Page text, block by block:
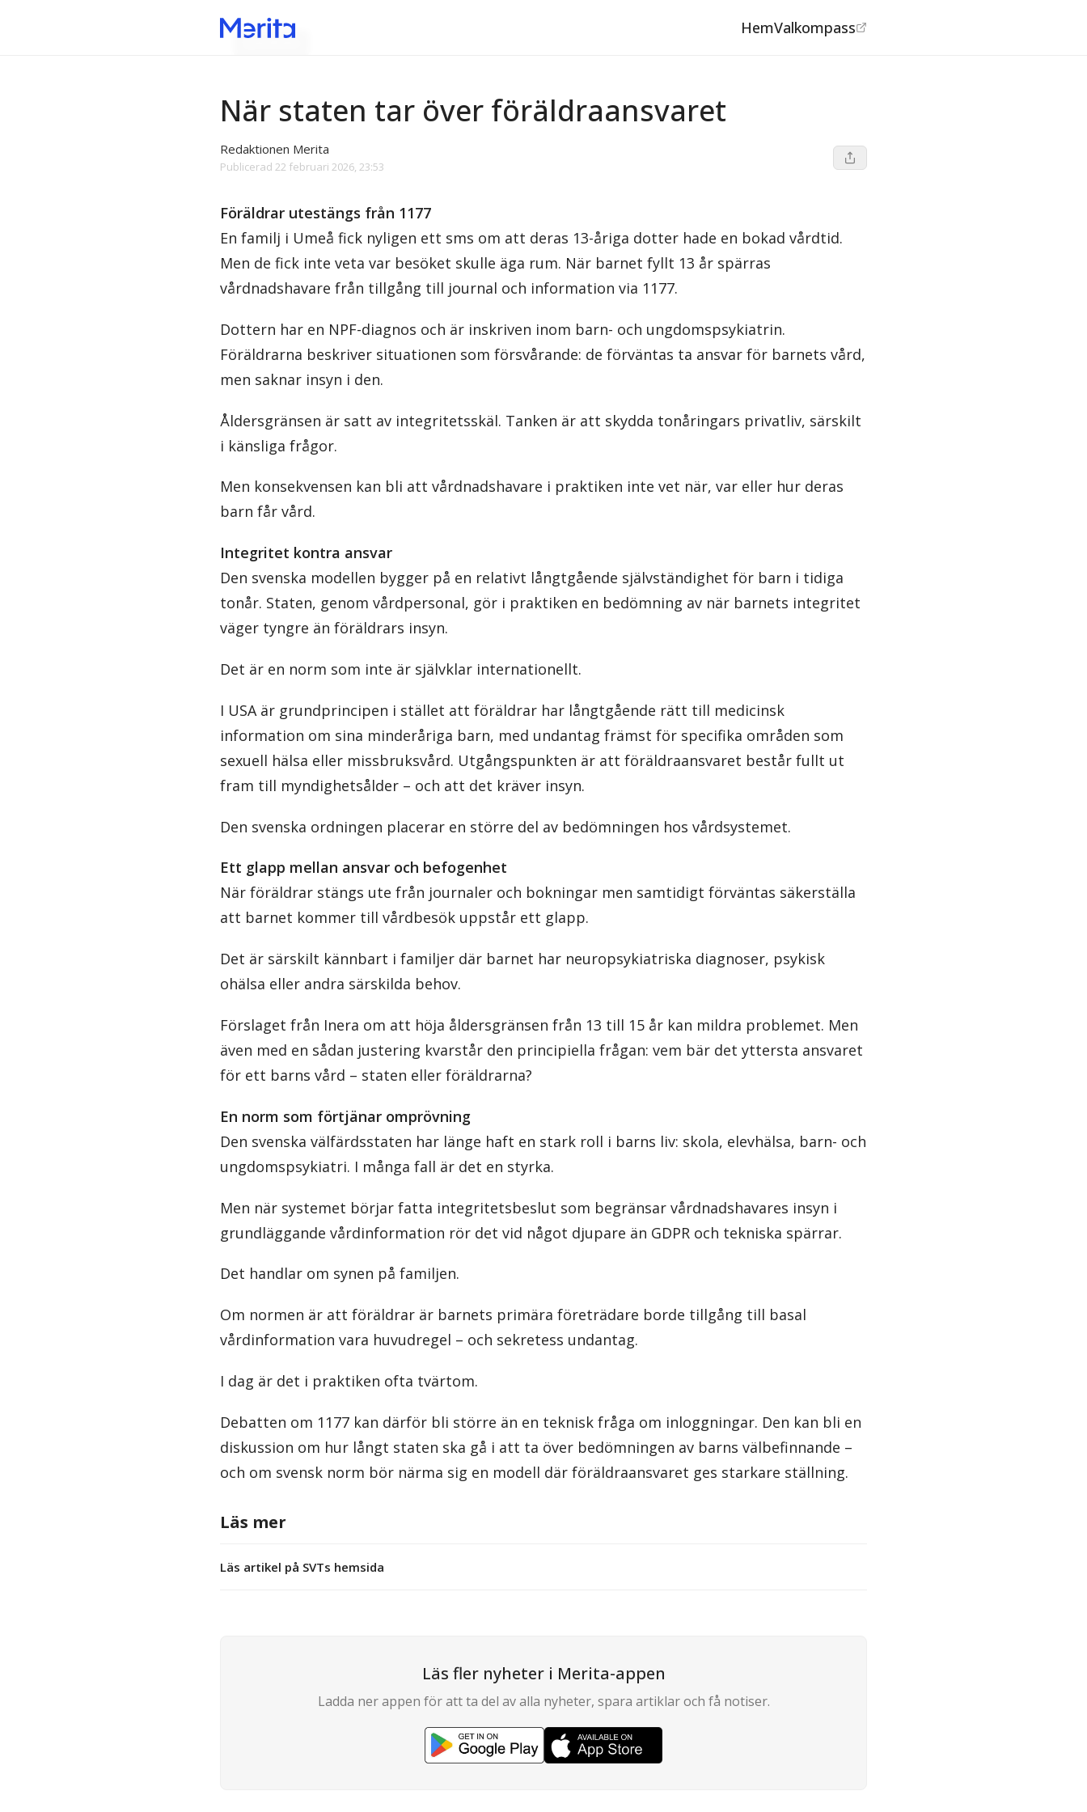
HemValkompass
Sjukvården
När staten tar över föräldraansvaret
Redaktionen Merita
Publicerad 22 februari 2026, 23:53
Föräldrar utestängs från 1177
En familj i Umeå fick nyligen ett sms om att deras 13-åriga dotter hade en bokad vårdtid.
Men de fick inte veta var besöket skulle äga rum. När barnet fyllt 13 år spärras
vårdnadshavare från tillgång till journal och information via 1177.
Dottern har en NPF-diagnos och är inskriven inom barn- och ungdomspsykiatrin.
Föräldrarna beskriver situationen som försvårande: de förväntas ta ansvar för barnets vård,
men saknar insyn i den.
Åldersgränsen är satt av integritetsskäl. Tanken är att skydda tonåringars privatliv, särskilt
i känsliga frågor.
Men konsekvensen kan bli att vårdnadshavare i praktiken inte vet när, var eller hur deras
barn får vård.
Integritet kontra ansvar
Den svenska modellen bygger på en relativt långtgående självständighet för barn i tidiga
tonår. Staten, genom vårdpersonal, gör i praktiken en bedömning av när barnets integritet
väger tyngre än föräldrars insyn.
Det är en norm som inte är självklar internationellt.
I USA är grundprincipen i stället att föräldrar har långtgående rätt till medicinsk
information om sina minderåriga barn, med undantag främst för specifika områden som
sexuell hälsa eller missbruksvård. Utgångspunkten är att föräldraansvaret består fullt ut
fram till myndighetsålder – och att det kräver insyn.
Den svenska ordningen placerar en större del av bedömningen hos vårdsystemet.
Ett glapp mellan ansvar och befogenhet
När föräldrar stängs ute från journaler och bokningar men samtidigt förväntas säkerställa
att barnet kommer till vårdbesök uppstår ett glapp.
Det är särskilt kännbart i familjer där barnet har neuropsykiatriska diagnoser, psykisk
ohälsa eller andra särskilda behov.
Förslaget från Inera om att höja åldersgränsen från 13 till 15 år kan mildra problemet. Men
även med en sådan justering kvarstår den principiella frågan: vem bär det yttersta ansvaret
för ett barns vård – staten eller föräldrarna?
En norm som förtjänar omprövning
Den svenska välfärdsstaten har länge haft en stark roll i barns liv: skola, elevhälsa, barn- och
ungdomspsykiatri. I många fall är det en styrka.
Men när systemet börjar fatta integritetsbeslut som begränsar vårdnadshavares insyn i
grundläggande vårdinformation rör det vid något djupare än GDPR och tekniska spärrar.
Det handlar om synen på familjen.
Om normen är att föräldrar är barnets primära företrädare borde tillgång till basal
vårdinformation vara huvudregel – och sekretess undantag.
I dag är det i praktiken ofta tvärtom.
Debatten om 1177 kan därför bli större än en teknisk fråga om inloggningar. Den kan bli en
diskussion om hur långt staten ska gå i att ta över bedömningen av barns välbefinnande –
och om svensk norm bör närma sig en modell där föräldraansvaret ges starkare ställning.
Läs mer
Läs artikel på SVTs hemsida
Läs fler nyheter i Merita-appen
Ladda ner appen för att ta del av alla nyheter, spara artiklar och få notiser.